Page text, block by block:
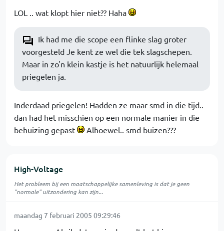
LOL .. wat klopt hier niet?? Haha
Ik had me die scope een flinke slag groter
voorgesteld Je kent ze wel die tek slagschepen.
Maar in zo'n klein kastje is het natuurlijk helemaal
priegelen ja.
Inderdaad priegelen! Hadden ze maar smd in die tijd..
dan had het misschien op een normale manier in die
behuizing gepast
Alhoewel.. smd buizen???
High-Voltage
Het probleem bij een maatschappelijke samenleving is dat je geen
"normale" uitzondering kan zijn...
maandag 7 februari 2005 09:29:46